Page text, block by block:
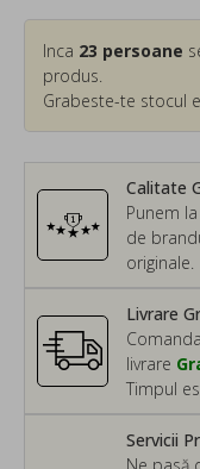
Calitate
Punem
de
originale.
Inca 23 persoane
produs.
Grabeste-te stocul
Servicii
Ne pasă
Livrare
livrare
Timpul